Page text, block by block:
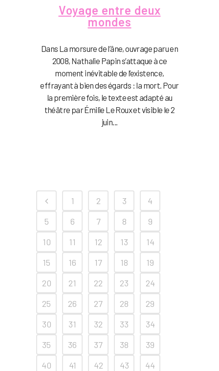
Voyage entre deux
mondes
Dans La morsure de l’âne, ouvrage paru en
2008, Nathalie Papin s’attaque à ce
moment inévitable de l’existence,
effrayant à bien des égards : la mort. Pour
la première fois, le texte est adapté au
théâtre par Émilie Le Roux et visible le 2
juin...
1 2 3
4
5
6 7 8
9
10
11 12 13
14
15
16 17 18
19
20
21 22 23
24
25
26 27 28
29
30
31 32 33
34
35
36 37 38
39
40
41 42 43
44